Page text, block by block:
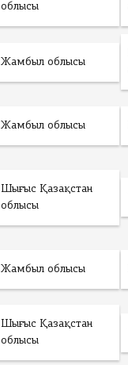
облысы
Жамбыл облысы
Жамбыл облысы
Шығыс Қазақстан
облысы
Жамбыл облысы
Шығыс Қазақстан
облысы